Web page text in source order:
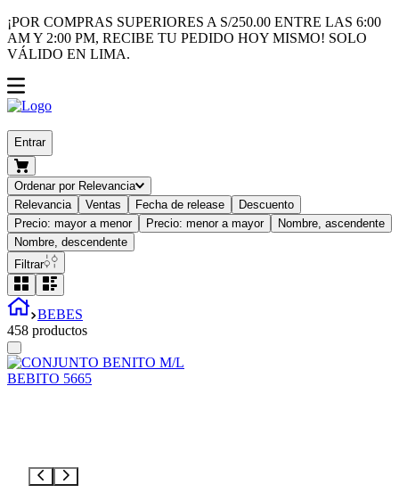
¡POR COMPRAS SUPERIORES A S/250.00 ENTRE LAS 6:00
AM Y 2:00 PM, RECIBE TU PEDIDO HOY MISMO! SOLO
VÁLIDO EN LIMA.
Entrar
Ordenar por Relevancia
Relevancia
Ventas Fecha de release
Descuento
Precio: mayor a menor
Precio: menor a mayor
Nombre, ascendente
Nombre, descendente
Filtrar
BEBES
458 productos